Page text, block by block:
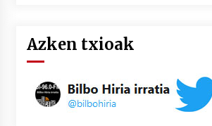
Azken txioak